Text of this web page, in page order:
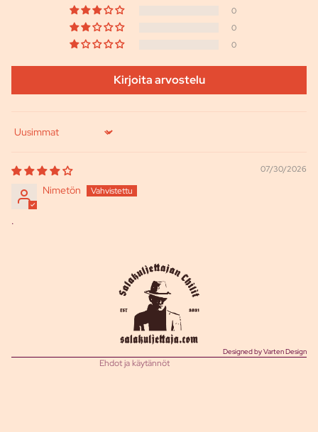
0
0
0
Kirjoita arvostelu
Sort by
07/30/2026
Nimetön
.
Designed by Varten Design
Ehdot ja käytännöt
Oikeudellinen huomautus